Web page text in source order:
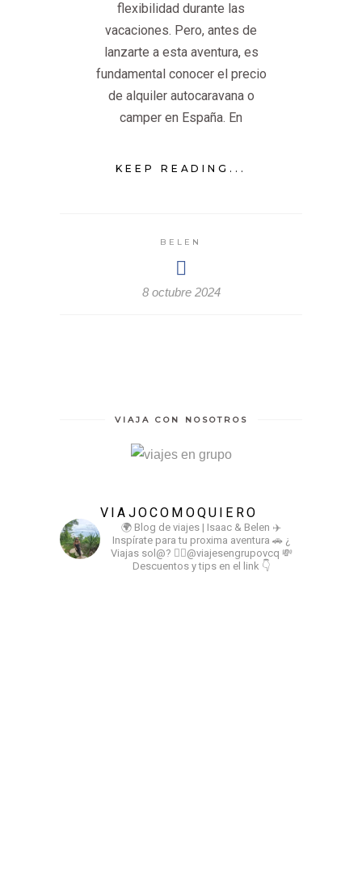
flexibilidad durante las
vacaciones. Pero, antes de
lanzarte a esta aventura, es
fundamental conocer el precio
de alquiler autocaravana o
camper en España. En
KEEP READING...
BELEN
8 octubre 2024
VIAJA CON NOSOTROS
VIAJOCOMOQUIERO
🌍 Blog de viajes | Isaac & Belen ✈️
Inspírate para tu proxima aventura 🚗 ¿
Viajas sol@? 👉🏻@viajesengrupovcq 💸
Descuentos y tips en el link 👇